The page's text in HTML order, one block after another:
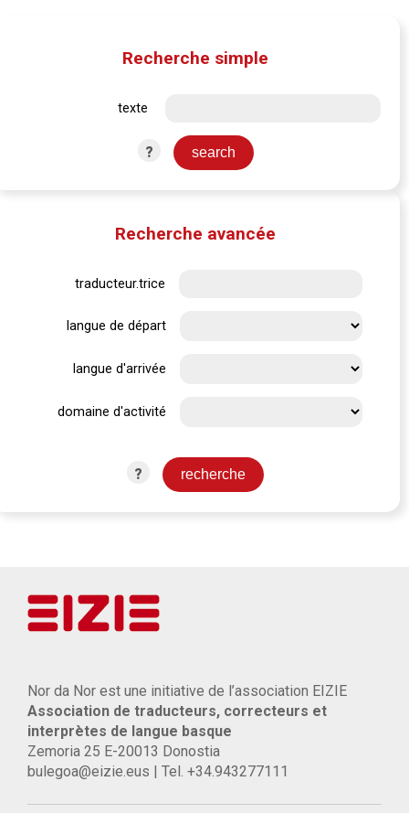
Recherche simple
texte
?
Recherche avancée
traducteur.trice
langue de départ
langue d'arrivée
domaine d'activité
?
Nor da Nor est une initiative de l’association EIZIE
Association de traducteurs, correcteurs et
interprètes de langue basque
Zemoria 25 E-20013 Donostia
bulegoa@eizie.eus | Tel. +34.943277111